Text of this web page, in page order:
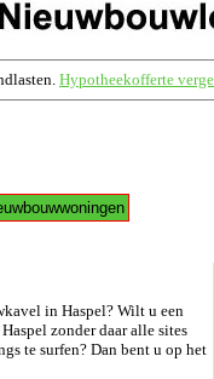
Hypotheekofferte
in Haspel? Wilt u een
zonder daar alle sites
te surfen? Dan bent u op het